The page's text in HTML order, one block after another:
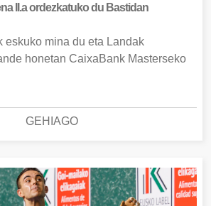
II.a ordezkatuko du Bastidan
eskuko mina du eta Landak
honetan CaixaBank Masterseko
GEHIAGO